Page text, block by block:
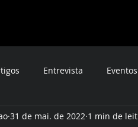
Entrevista Eventos
31 de mai. de 2022 1 min de